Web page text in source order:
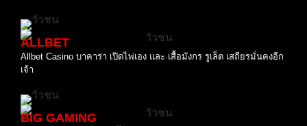
ALLBET
Allbet Casino บาคาร่า เปิดไพ่เอง และ เสื้อมังกร รูเล็ต เสถียรมั่นคงอีก
เจ้า
BIG GAMING